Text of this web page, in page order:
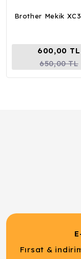
Brother Mekik
600,00 TL
650,00 TL
Fırsat &